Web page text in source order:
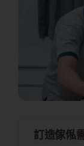
訂造傢俬